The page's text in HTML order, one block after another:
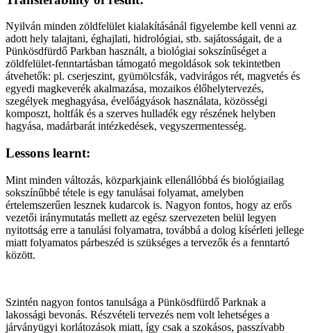
Nyilván minden zöldfelület kialakításánál figyelembe kell venni az
adott hely talajtani, éghajlati, hidrológiai, stb. sajátosságait, de a
Pünkösdfürdő Parkban használt, a biológiai sokszínűséget a
zöldfelület-fenntartásban támogató megoldások sok tekintetben
átvehetők: pl. cserjeszint, gyümölcsfák, vadvirágos rét, magvetés és
egyedi magkeverék akalmazása, mozaikos élőhelytervezés,
szegélyek meghagyása, évelőágyások használata, közösségi
komposzt, holtfák és a szerves hulladék egy részének helyben
hagyása, madárbarát intézkedések, vegyszermentesség.
Lessons learnt:
Mint minden változás, közparkjaink ellenállóbbá és biológiailag
sokszínűbbé tétele is egy tanulásai folyamat, amelyben
értelemszerűen lesznek kudarcok is. Nagyon fontos, hogy az erős
vezetői iránymutatás mellett az egész szervezeten belül legyen
nyitottság erre a tanulási folyamatra, továbbá a dolog kísérleti jellege
miatt folyamatos párbeszéd is szükséges a tervezők és a fenntartó
között.
Szintén nagyon fontos tanulsága a Pünkösdfürdő Parknak a
lakossági bevonás. Részvételi tervezés nem volt lehetséges a
járványügyi korlátozások miatt, így csak a szokásos, passzívabb